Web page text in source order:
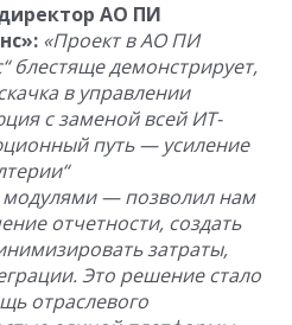
АО ПИ
«Проект в АО ПИ
блестяще демонстрирует,
в управлении
с заменой всей ИТ-
путь — усиление
— позволил нам
отчетности, создать
затраты,
Это решение стало
отраслевого